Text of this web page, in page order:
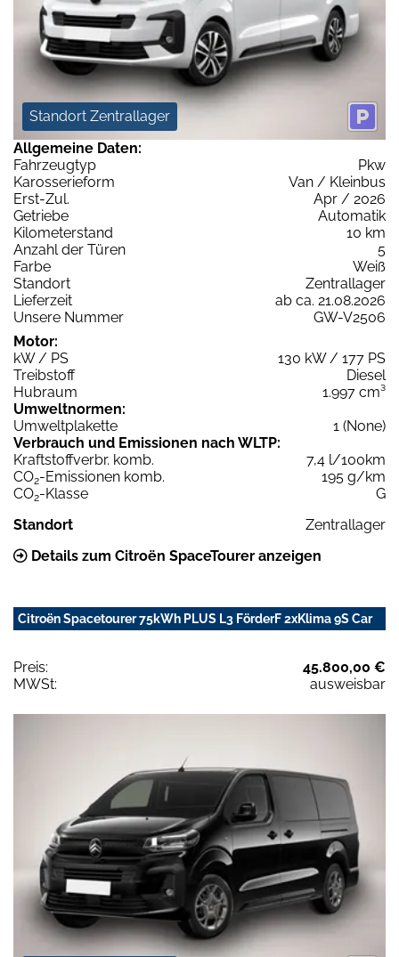
Standort Zentrallager
Allgemeine Daten:
Fahrzeugtyp
Pkw
Karosserieform
Van / Kleinbus
Erst-Zul.
Apr / 2026
Getriebe
Automatik
Kilometerstand
10 km
Anzahl der Türen
5
Farbe
Weiß
Standort
Zentrallager
Lieferzeit
ab ca. 21.08.2026
Unsere Nummer
GW-V2506
Motor:
kW / PS
130 kW / 177 PS
Treibstoff
Diesel
Hubraum
1.997 cm³
Umweltnormen:
Umweltplakette
1 (None)
Verbrauch und Emissionen nach WLTP:
Kraftstoffverbr. komb.
7,4 l/100km
CO2-Emissionen komb.
195 g/km
CO2-Klasse
G
Standort
Zentrallager
Details zum Citroën SpaceTourer anzeigen
Citroën Spacetourer 75kWh PLUS L3 FörderF 2xKlima 9S Car
Preis:
45.800,00 €
MWSt:
ausweisbar